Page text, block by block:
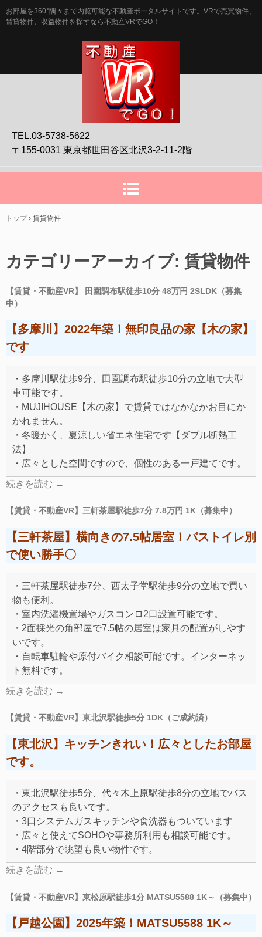
お部屋を360°隅々まで内覧可能な不動産ポータルサイトです。VRで売買物件、
賃貸物件、収益物件を探すなら不動産VRでGO！
TEL.03-5738-5622
〒155-0031 東京都世田谷区北沢3-2-11-2階
トップ › 賃貸物件
カテゴリーアーカイブ: 賃貸物件
【賃貸・不動産VR】 田園調布駅徒歩10分 48万円 2SLDK（募集
中）
【多摩川】2022年築！無印良品の家【木の家】
です
・多摩川駅徒歩9分、田園調布駅徒歩10分の立地で大型
車可能です。
・MUJIHOUSE【木の家】で賃貸ではなかなかお目にか
かれません。
・冬暖かく、夏涼しい省エネ住宅です【ダブル断熱工
法】
・広々とした空間ですので、個性のある一戸建てです。
続きを読む →
【賃貸・不動産VR】三軒茶屋駅徒歩7分 7.8万円 1K（募集中）
【三軒茶屋】横向きの7.5帖居室！バストイレ別
で使い勝手〇
・三軒茶屋駅徒歩7分、西太子堂駅徒歩9分の立地で買い
物も便利。
・室内洗濯機置場やガスコンロ2口設置可能です。
・2面採光の角部屋で7.5帖の居室は家具の配置がしやす
いです。
・自転車駐輪や原付バイク相談可能です。インターネッ
ト無料です。
続きを読む →
【賃貸・不動産VR】東北沢駅徒歩5分 1DK（ご成約済）
【東北沢】キッチンきれい！広々としたお部屋
です。
・東北沢駅徒歩5分、代々木上原駅徒歩8分の立地でバス
のアクセスも良いです。
・3口システムガスキッチンや食洗器もついています
・広々と使えてSOHOや事務所利用も相談可能です。
・4階部分で眺望も良い物件です。
続きを読む →
【賃貸・不動産VR】東松原駅徒歩1分 MATSU5588 1K～（募集中）
【戸越公園】2025年築！MATSU5588 1K～